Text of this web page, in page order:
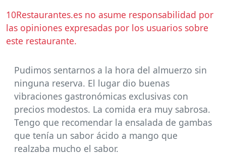
10Restaurantes.es no asume responsabilidad por
las opiniones expresadas por los usuarios sobre
este restaurante.
Pudimos sentarnos a la hora del almuerzo sin
ninguna reserva. El lugar dio buenas
vibraciones gastronómicas exclusivas con
precios modestos. La comida era muy sabrosa.
Tengo que recomendar la ensalada de gambas
que tenía un sabor ácido a mango que
realzaba mucho el sabor.